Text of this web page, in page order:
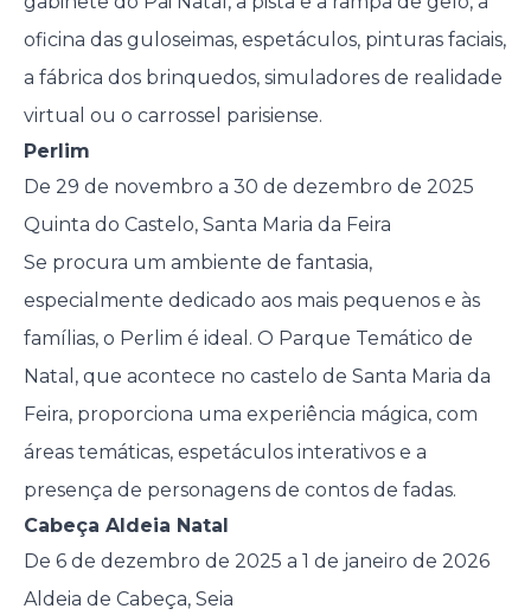
oficina das guloseimas, espetáculos, pinturas faciais,
a fábrica dos brinquedos, simuladores de realidade
virtual ou o carrossel parisiense.
Perlim
De 29 de novembro a 30 de dezembro de 2025
Quinta do Castelo, Santa Maria da Feira
Se procura um ambiente de fantasia,
especialmente dedicado aos mais pequenos e às
famílias, o Perlim é ideal. O Parque Temático de
Natal, que acontece no castelo de Santa Maria da
Feira, proporciona uma experiência mágica, com
áreas temáticas, espetáculos interativos e a
presença de personagens de contos de fadas.
Cabeça Aldeia Natal
De 6 de dezembro de 2025 a 1 de janeiro de 2026
Aldeia de Cabeça, Seia